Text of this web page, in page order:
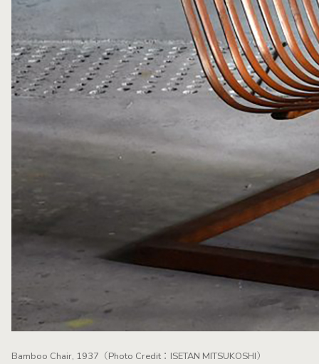
Bamboo Chair, 1937（Photo Credit：ISETAN MITSUKOSHI）